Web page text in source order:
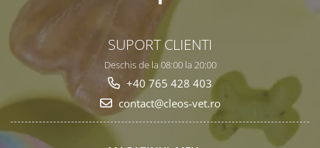
SUPORT CLIENTI
Deschis de la 08:00 la 20:00
+40 765 428 403
contact@cleos-vet.ro